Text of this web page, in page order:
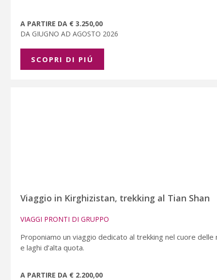
A PARTIRE DA € 3.250,00
DA GIUGNO AD AGOSTO 2026
SCOPRI DI PIÚ
Viaggio in Kirghizistan, trekking al Tian Shan
VIAGGI PRONTI DI GRUPPO
Proponiamo un viaggio dedicato al trekking nel cuore
e laghi d’alta quota.
A PARTIRE DA € 2.200,00